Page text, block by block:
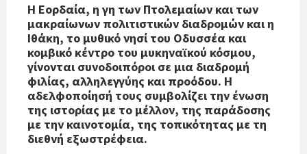
Η Εορδαία, η γη των Πτολεμαίων και των
μακραίωνων πολιτιστικών διαδρομών και η
Ιθάκη, το μυθικό νησί του Οδυσσέα και
κομβικό κέντρο του μυκηναϊκού κόσμου,
γίνονται συνοδοιπόροι σε μια διαδρομή
φιλίας, αλληλεγγύης και προόδου. Η
αδελφοποίησή τους συμβολίζει την ένωση
της ιστορίας με το μέλλον, της παράδοσης
με την καινοτομία, της τοπικότητας με τη
διεθνή εξωστρέφεια.